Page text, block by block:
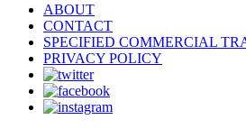
ABOUT
CONTACT
SPECIFIED COMMERCIAL
PRIVACY POLICY